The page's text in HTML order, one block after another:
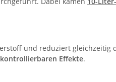
und reduziert gleichzeitig
Effekte.